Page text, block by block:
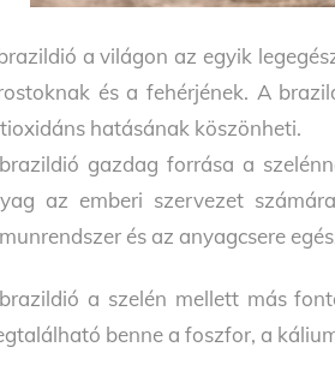
a világon az egyik
és a fehérjének. A
hatásának köszönheti.
gazdag forrása a
az emberi szervezet
és az anyagcsere
a szelén mellett más
benne a foszfor, a